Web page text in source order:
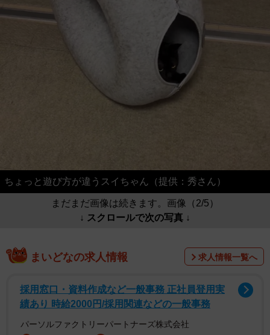
ちょっと遊び方が違うスイちゃん（提供：秀さん）
まだまだ画像は続きます。画像（2/5）
↓ スクロールで次の写真 ↓
まいどなの求人情報 求人情報一覧へ
採用窓口・資料作成など一般事務 正社員登用実
績あり 時給2000円/採用関連などの一般事務
パーソルファクトリーパートナーズ株式会社